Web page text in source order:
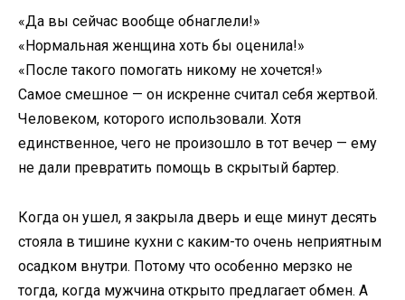
«Да вы сейчас вообще обнаглели!»
«Нормальная женщина хоть бы оценила!»
«После такого помогать никому не хочется!»
Самое смешное — он искренне считал себя жертвой.
Человеком, которого использовали. Хотя
единственное, чего не произошло в тот вечер — ему
не дали превратить помощь в скрытый бартер.
Когда он ушел, я закрыла дверь и еще минут десять
стояла в тишине кухни с каким-то очень неприятным
осадком внутри. Потому что особенно мерзко не
тогда, когда мужчина открыто предлагает обмен. А